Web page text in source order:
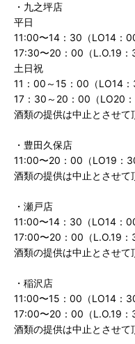
・九之坪店
平日
11:00〜14：30（LO14：00
17:30〜20：00（L.O.19：
土日祝
11：00～15：00（LO14：
17：30～20：00（LO20
酒類の提供は中止とさせて
・豊田久保店
11:00〜20：00（LO19：
酒類の提供は中止とさせて
・瀬戸店
11:00〜14：30（LO14：00
17:00〜20：00（L.O.19：
酒類の提供は中止とさせて
・稲沢店
11:00〜15：00（LO14：30
17:00〜20：00（L.O.19：
酒類の提供は中止とさせて